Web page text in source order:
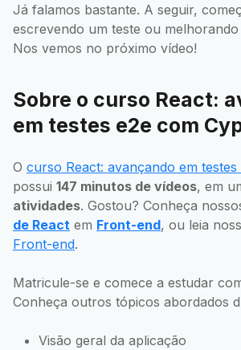
Já falamos bastante. A seguir,
escrevendo um teste ou melhorando
Nos vemos no próximo vídeo!
Sobre o curso React:
em testes e2e com
O curso React: avançando em
possui 147 minutos de vídeos, em
atividades. Gostou? Conheça
de React em Front-end, ou leia
Front-end.
Matricule-se e comece a estudar
Conheça outros tópicos abordados
Visão geral da aplicação